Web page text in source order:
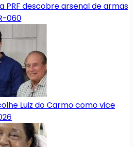
PRF descobre arsenal de armas
060
Luiz do Carmo como vice